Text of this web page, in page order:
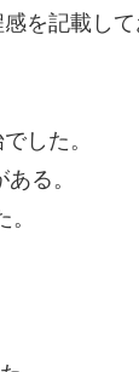
を記載して
した。
る。